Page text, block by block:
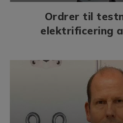
Ordrer til
elektrificering